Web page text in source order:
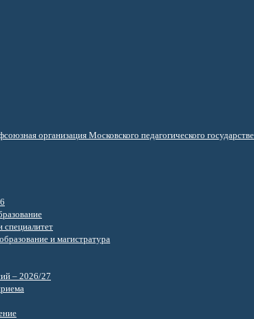
организация Московского педагогического
специалитет
и магистратура
– 2026/27